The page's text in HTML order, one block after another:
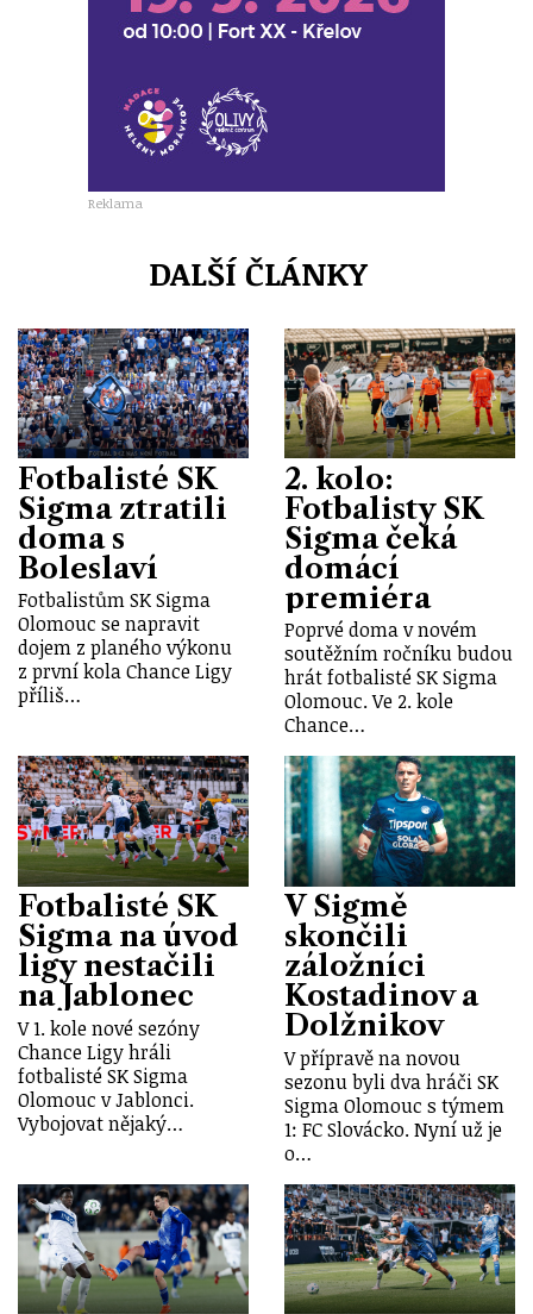
Reklama
DALŠÍ ČLÁNKY
Fotbalisté SK
Sigma ztratili
doma s
Boleslaví
Fotbalistům SK Sigma
Olomouc se napravit
dojem z planého výkonu
z první kola Chance Ligy
příliš…
2. kolo:
Fotbalisty SK
Sigma čeká
domácí
premiéra
Poprvé doma v novém
soutěžním ročníku budou
hrát fotbalisté SK Sigma
Olomouc. Ve 2. kole
Chance…
Fotbalisté SK
Sigma na úvod
ligy nestačili
na Jablonec
V 1. kole nové sezóny
Chance Ligy hráli
fotbalisté SK Sigma
Olomouc v Jablonci.
Vybojovat nějaký…
V Sigmě
skončili
záložníci
Kostadinov a
Dolžnikov
V přípravě na novou
sezonu byli dva hráči SK
Sigma Olomouc s týmem
1: FC Slovácko. Nyní už je
o…